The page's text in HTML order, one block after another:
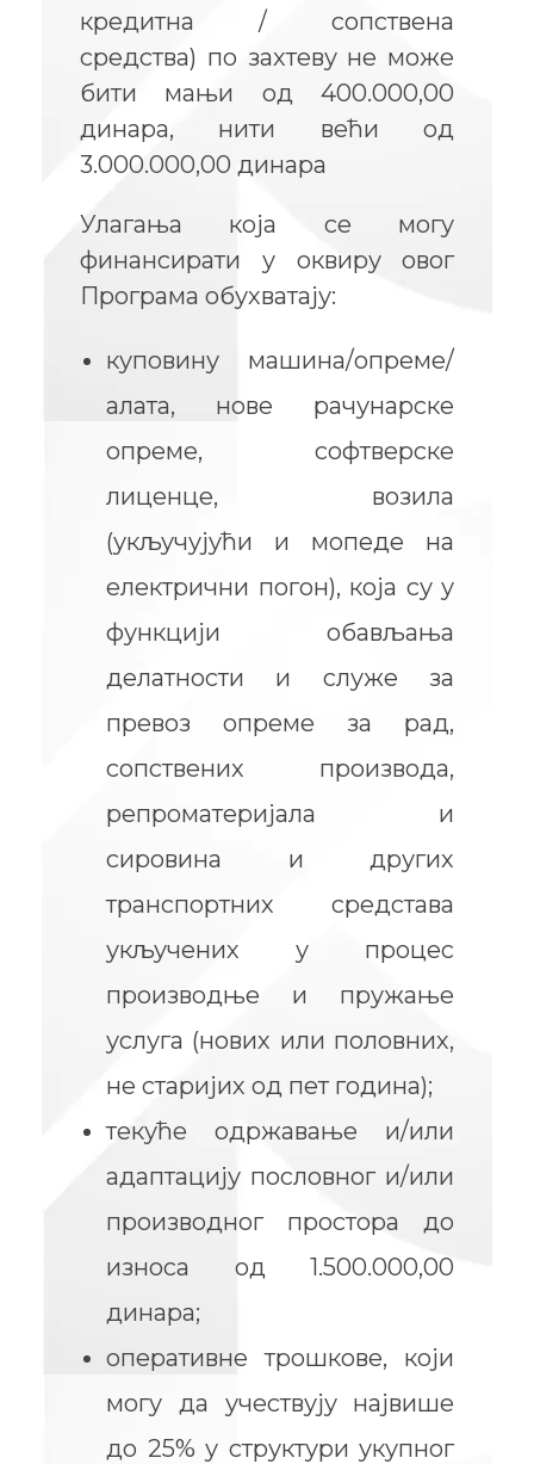
кредитна / сопствена
средства) по захтеву не може
бити мањи од 400.000,00
динара, нити већи од
3.000.000,00 динара
Улагања која се могу
финансирати у оквиру овог
Програма обухватају:
куповину машина/опреме/
алата, нове рачунарске
опреме, софтверске
лиценце, возила
(укључујући и мопеде на
електрични погон), која су у
функцији обављања
делатности и служе за
превоз опреме за рад,
сопствених производа,
репроматеријала и
сировина и других
транспортних средстава
укључених у процес
производње и пружање
услуга (нових или половних,
не старијих од пет година);
текуће одржавање и/или
адаптацију пословног и/или
производног простора до
износа од 1.500.000,00
динара;
оперативне трошкове, који
могу да учествују највише
до 25% у структури укупног